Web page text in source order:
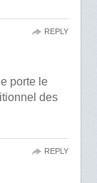
porte le
des
REPLY
REPLY